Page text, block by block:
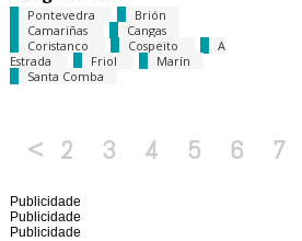
Pontevedra
Brión
Camariñas
Cangas
Coristanco
Cospeito
A
Estrada
Friol
Marín
Santa Comba
< 2 3 4 5 6 7
Publicidade
Publicidade
Publicidade